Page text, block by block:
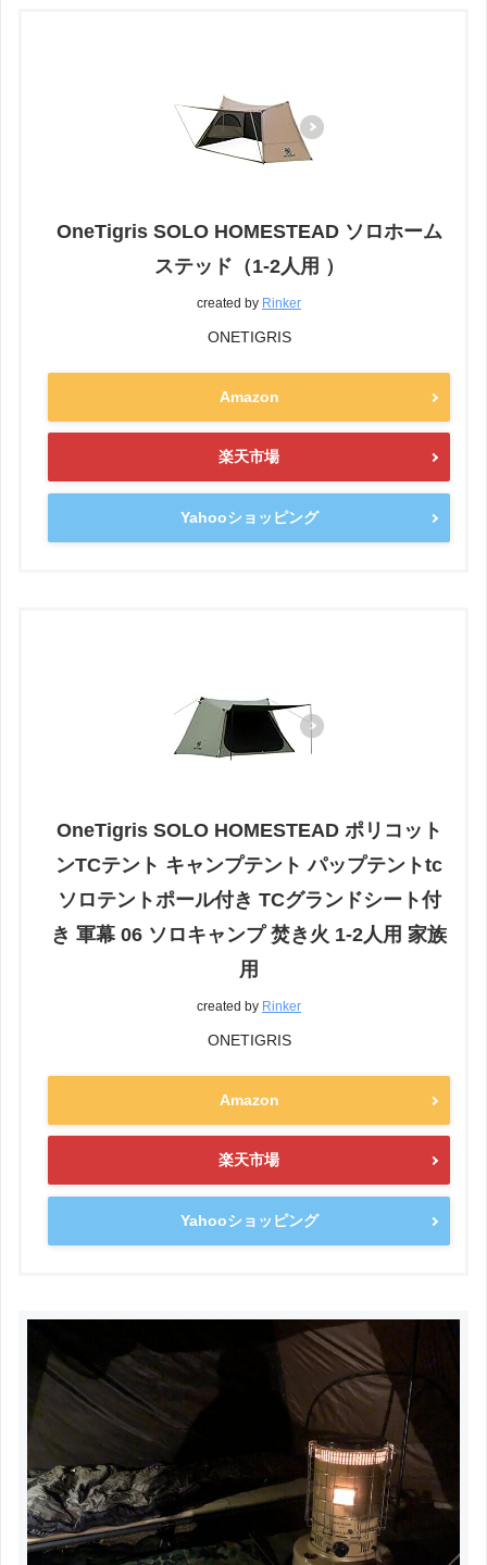
OneTigris SOLO HOMESTEAD ソロホーム
ステッド（1-2人用 ）
created by Rinker
ONETIGRIS
Amazon
楽天市場
Yahooショッピング
OneTigris SOLO HOMESTEAD ポリコット
ンTCテント キャンプテント パップテントtc
ソロテントポール付き TCグランドシート付
き 軍幕 06 ソロキャンプ 焚き火 1-2人用 家族
用
created by Rinker
ONETIGRIS
Amazon
楽天市場
Yahooショッピング